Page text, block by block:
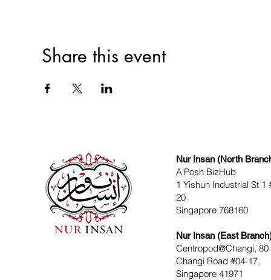
Share this event
Nur Insan (North
A'Posh BizHub
1 Yishun Industrial St 1
20
Singapore 768160
Nur Insan (East
Centropod@Changi, 80
Changi Road #04-17,
Singapore 41971